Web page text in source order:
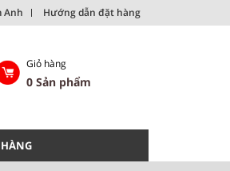
Anh Hướng dẫn đặt hàng
Giỏ hàng
0Sản phẩm